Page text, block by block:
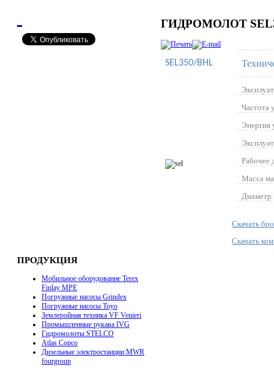
ГИДРОМОЛОТ
SEL350/BHL
Частота
Энергия
Рабочее
Масса
Диаметр
Скачать
Скачать
ПРОДУКЦИЯ
Мобильное оборудование Terex
Finlay MPE
Погружные насосы Grindex
Погружные насосы Toyo
Землеройная техника VF Venieri
Промышленные рукава IVG
Гидромолоты STELCO
Atlas Copco
Дизельные электростанции MWR
fourgroup